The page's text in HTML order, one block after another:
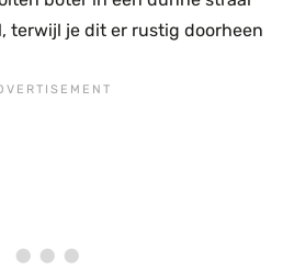
terwijl je dit er rustig doorheen